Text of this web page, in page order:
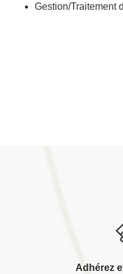
Gestion/Traitement
Adhérez